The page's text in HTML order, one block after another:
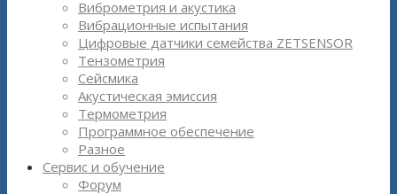
Виброметрия и акустика
Вибрационные испытания
Цифровые датчики семейства ZETSENSOR
Тензометрия
Сейсмика
Акустическая эмиссия
Термометрия
Программное обеспечение
Разное
Сервис и обучение
Форум